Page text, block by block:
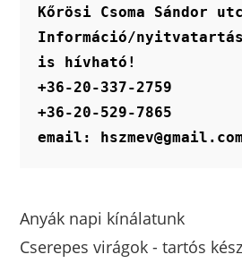
Kőrösi Csoma Sándor
Információ/
is hívható!
+36-20-337-2759
+36-20-529-7865
email: hszmev@gmail.com
Anyák napi kínálatunk
Cserepes virágok - tartós